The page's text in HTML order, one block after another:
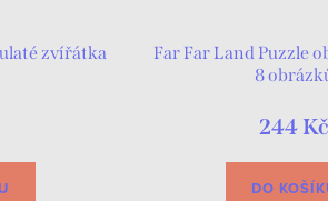
zvířátka
Far Far Land Puzzle
8
244 Kč
DO